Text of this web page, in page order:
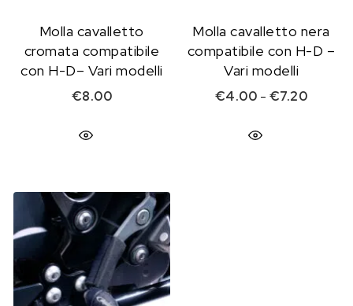
Molla cavalletto
cromata compatibile
con H-D– Vari modelli
€8.00
Molla cavalletto nera
compatibile con H-D –
Vari modelli
€4.00 - €7.20Fascia